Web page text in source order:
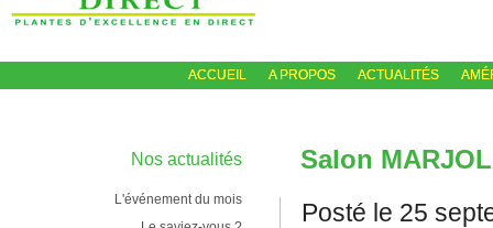
ACCUEIL A PROPOS ACTUALITÉS
Nos actualités
L'événement du mois
Salon
Posté le 25